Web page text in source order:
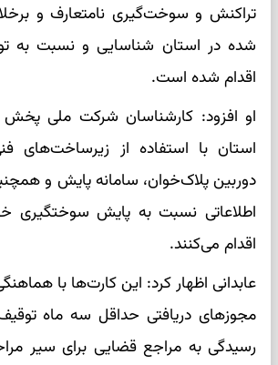
تراکنش و سوخت‌گیری نامتعارف و
شده در استان شناسایی و نسبت به
اقدام شده است.
او افزود: کارشناسان شرکت ملی پخش
استان با استفاده از زیرساخت‌های
دوربین پلاک‌خوان، سامانه پایش و
اطلاعاتی نسبت به پایش سوختگیری
اقدام می‌کنند.
عابدانی اظهار کرد: این کارت‌ها با
مجوز‌های دریافتی حداقل سه ماه
رسیدگی به مراجع قضایی برای سیر